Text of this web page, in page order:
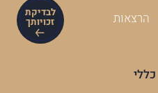
לבדיקת
זכויותך
הרצאות
כללי